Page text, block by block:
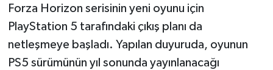
Forza Horizon serisinin yeni oyunu için
PlayStation 5 tarafındaki çıkış planı da
netleşmeye başladı. Yapılan duyuruda, oyunun
PS5 sürümünün yıl sonunda yayınlanacağı